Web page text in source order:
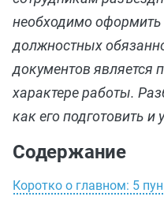
необходимо оформить
должностных
документов является
характере работы.
как его подготовить и
Содержание
Коротко о главном: 5